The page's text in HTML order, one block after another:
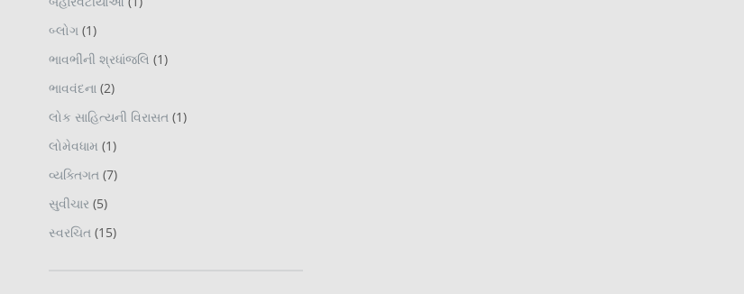
બ્લોગ (1)
ભાવભીંની શ્રધાંજલિ (1)
ભાવવંદના (2)
લોક સાહિત્યની વિરાસત (1)
લોમેવધામ (1)
વ્યક્તિગત (7)
સુવીચાર (5)
સ્વરચિત (15)